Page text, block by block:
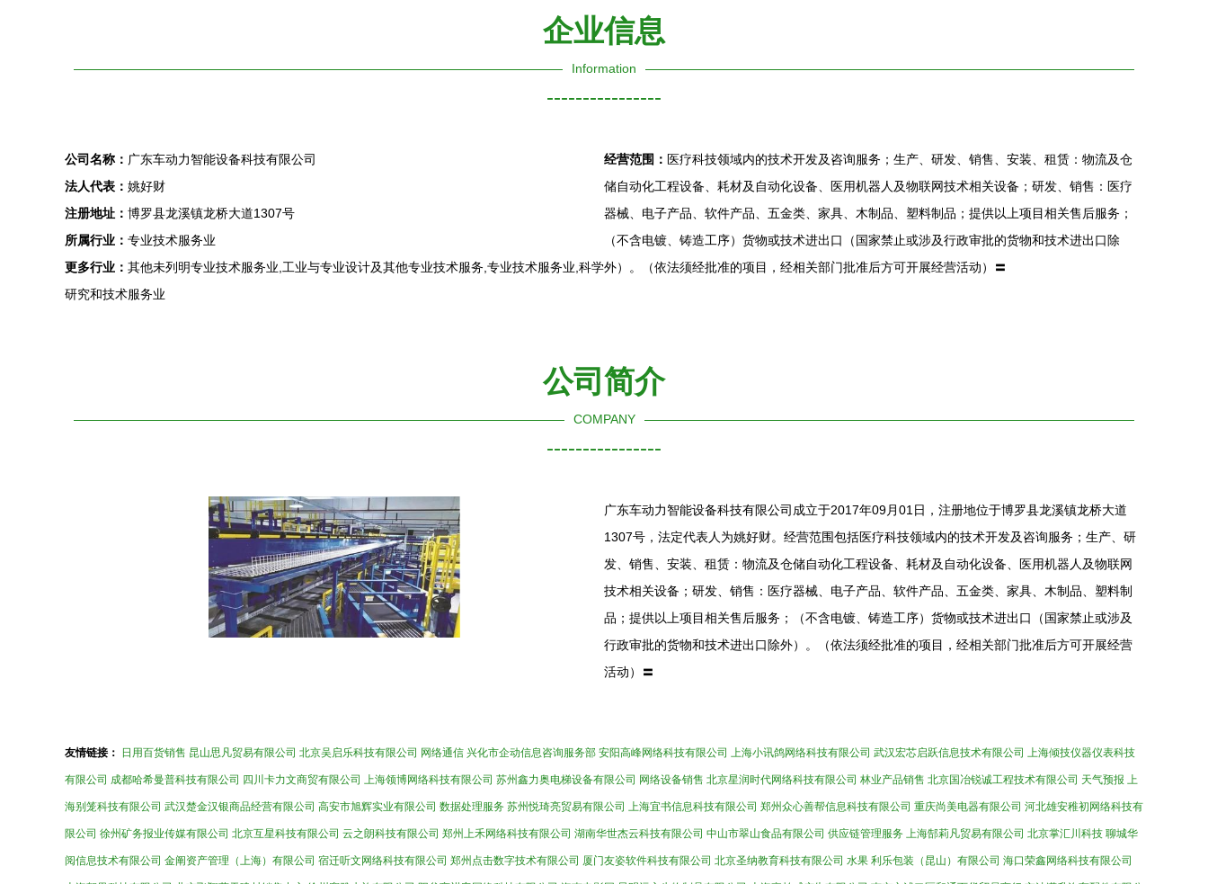
企业信息
Information
----------------
公司名称： 广东车动力智能设备科技有限公司
法人代表： 姚好财
注册地址： 博罗县龙溪镇龙桥大道1307号
所属行业： 专业技术服务业
更多行业： 其他未列明专业技术服务业,工业与专业设计及其他专业技术服务,专业技术服务业,科学
研究和技术服务业
经营范围： 医疗科技领域内的技术开发及咨询服务；生产、研发、销售、安装、租赁：物流及仓
储自动化工程设备、耗材及自动化设备、医用机器人及物联网技术相关设备；研发、销售：医疗
器械、电子产品、软件产品、五金类、家具、木制品、塑料制品；提供以上项目相关售后服务；
（不含电镀、铸造工序）货物或技术进出口（国家禁止或涉及行政审批的货物和技术进出口除
外）。（依法须经批准的项目，经相关部门批准后方可开展经营活动）〓
公司简介
COMPANY
----------------
广东车动力智能设备科技有限公司成立于2017年09月01日，注册地位于博罗县龙溪镇龙桥大道
1307号，法定代表人为姚好财。经营范围包括医疗科技领域内的技术开发及咨询服务；生产、研
发、销售、安装、租赁：物流及仓储自动化工程设备、耗材及自动化设备、医用机器人及物联网
技术相关设备；研发、销售：医疗器械、电子产品、软件产品、五金类、家具、木制品、塑料制
品；提供以上项目相关售后服务；（不含电镀、铸造工序）货物或技术进出口（国家禁止或涉及
行政审批的货物和技术进出口除外）。（依法须经批准的项目，经相关部门批准后方可开展经营
活动）〓
友情链接： 日用百货销售 昆山思凡贸易有限公司 北京吴启乐科技有限公司 网络通信 兴化市企动信息咨询服务部 安阳高峰网络科技有限公司 上海小讯鸽网络科技有限公司 武汉宏芯启跃信息技术有限公司 上海倾技仪器仪表科技
有限公司 成都哈希曼普科技有限公司 四川卡力文商贸有限公司 上海领博网络科技有限公司 苏州鑫力奥电梯设备有限公司 网络设备销售 北京星润时代网络科技有限公司 林业产品销售 北京国冶锐诚工程技术有限公司 天气预报 上
海别笼科技有限公司 武汉楚金汉银商品经营有限公司 高安市旭辉实业有限公司 数据处理服务 苏州悦琦亮贸易有限公司 上海宜书信息科技有限公司 郑州众心善帮信息科技有限公司 重庆尚美电器有限公司 河北雄安稚初网络科技有
限公司 徐州矿务报业传媒有限公司 北京互星科技有限公司 云之朗科技有限公司 郑州上禾网络科技有限公司 湖南华世杰云科技有限公司 中山市翠山食品有限公司 供应链管理服务 上海郜莉凡贸易有限公司 北京掌汇川科技 聊城华
阅信息技术有限公司 金阐资产管理（上海）有限公司 宿迁听文网络科技有限公司 郑州点击数字技术有限公司 厦门友姿软件科技有限公司 北京圣纳教育科技有限公司 水果 利乐包装（昆山）有限公司 海口荣鑫网络科技有限公司